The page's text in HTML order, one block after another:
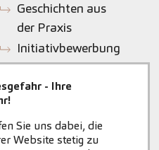
Geschichten aus
der Praxis
Initiativbewerbung
- Ihre
Sie uns dabei, die
Website stetig zu